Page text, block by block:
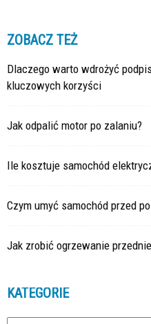
ZOBACZ TEŻ
Dlaczego warto wdrożyć
kluczowych korzyści
Jak odpalić motor po zalaniu?
Ile kosztuje samochód
Czym umyć samochód przed
Jak zrobić ogrzewanie
KATEGORIE
Kategorie